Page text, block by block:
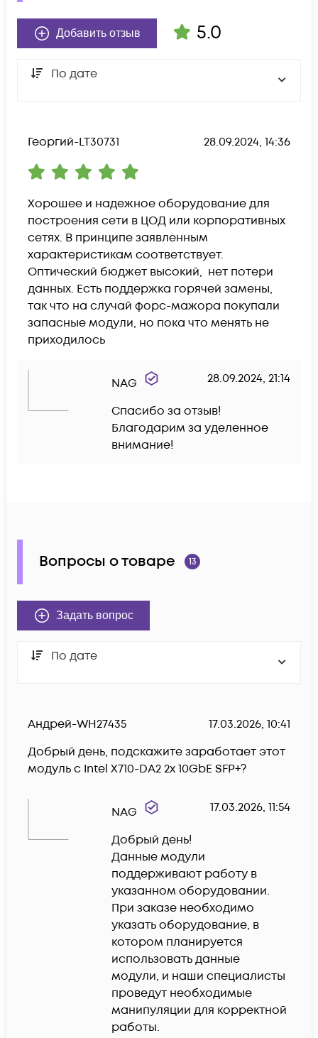
Добавить отзыв 5.0
По дате
Георгий-LT30731 28.09.2024, 14:36
Хорошее и надежное оборудование для
построения сети в ЦОД или корпоративных
сетях. В принципе заявленным
характеристикам соответствует.
Оптический бюджет высокий,  нет потери
данных. Есть поддержка горячей замены,
так что на случай форс-мажора покупали
запасные модули, но пока что менять не
приходилось
NAG 28.09.2024, 21:14
Спасибо за отзыв!
Благодарим за уделенное
внимание!
Вопросы о товаре 13
Задать вопрос
По дате
Андрей-WH27435
17.03.2026, 10:41
Добрый день, подскажите заработает этот
модуль с Intel X710-DA2 2x 10GbE SFP+?
NAG 17.03.2026, 11:54
Добрый день!
Данные модули
поддерживают работу в
указанном оборудовании.
При заказе необходимо
указать оборудование, в
котором планируется
использовать данные
модули, и наши специалисты
проведут необходимые
манипуляции для корректной
работы.